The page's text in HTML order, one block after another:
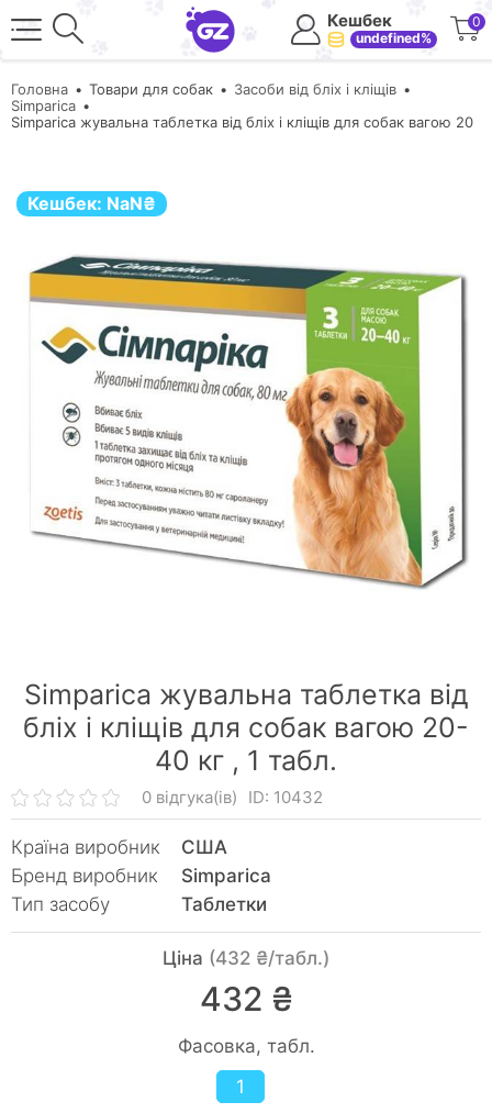
Кешбек
undefined%
0
Головна Товари для собак
Засоби від бліх і кліщів
Simparica
Simparica жувальна таблетка від бліх і кліщів для собак вагою 20
Кешбек: NaN₴
Simparica жувальна таблетка від
бліх і кліщів для собак вагою 20-
40 кг , 1 табл.
0 відгука(ів) ID: 10432
Країна виробник
США
Бренд виробник
Simparica
Тип засобу
Таблетки
Ціна (432 ₴/табл.)
432 ₴
Фасовка, табл.
1